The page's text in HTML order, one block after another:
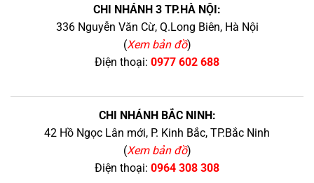
CHI NHÁNH 3 TP.HÀ NỘI:
336 Nguyễn Văn Cừ, Q.Long Biên, Hà Nội
(Xem bản đồ)
Điện thoại: 0977 602 688
CHI NHÁNH BẮC NINH:
42 Hồ Ngọc Lân mới, P. Kinh Bắc, TP.Bắc Ninh
(Xem bản đồ)
Điện thoại: 0964 308 308